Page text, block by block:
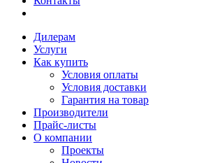
Дилерам
Услуги
Как купить
Условия оплаты
Условия доставки
Гарантия на товар
Производители
Прайс-листы
О компании
Проекты